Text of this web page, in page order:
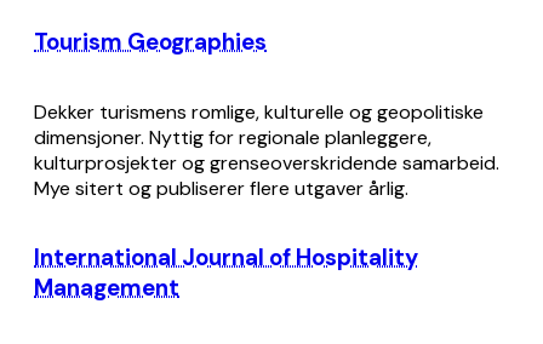
Tourism Geographies
Dekker turismens romlige, kulturelle og geopolitiske
dimensjoner. Nyttig for regionale planleggere,
kulturprosjekter og grenseoverskridende samarbeid.
Mye sitert og publiserer flere utgaver årlig.
International Journal of Hospitality
Management